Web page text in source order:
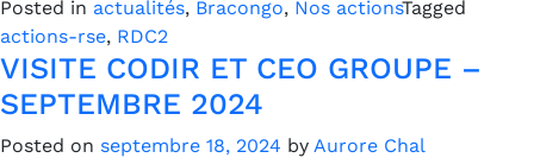
Posted in actualités, Bracongo, Nos actionsTagged
actions-rse, RDC2
VISITE CODIR ET CEO GROUPE –
SEPTEMBRE 2024
Posted on septembre 18, 2024 by Aurore Chal